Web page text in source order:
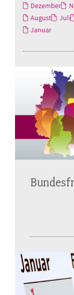
Dezember
August
Juli
Januar